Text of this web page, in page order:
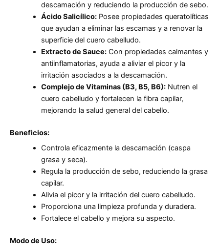
descamación y reduciendo la producción de sebo.
Ácido Salicílico:Posee propiedades queratolíticas
que ayudan a eliminar las escamas y a renovar la
superficie del cuero cabelludo.
Extracto de Sauce:Con propiedades calmantes y
antiinflamatorias, ayuda a aliviar el picor y la
irritación asociados a la descamación.
Complejo de Vitaminas (B3, B5, B6):Nutren el
cuero cabelludo y fortalecen la fibra capilar,
mejorando la salud general del cabello.
Beneficios:
Controla eficazmente la descamación (caspa
grasa y seca).
Regula la producción de sebo, reduciendo la grasa
capilar.
Alivia el picor y la irritación del cuero cabelludo.
Proporciona una limpieza profunda y duradera.
Fortalece el cabello y mejora su aspecto.
Modo de Uso: